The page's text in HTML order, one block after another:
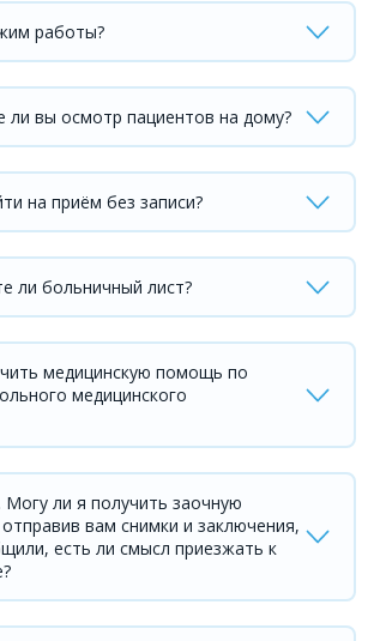
работы?
ли вы осмотр пациентов на дому?
на приём без записи?
ли больничный лист?
медицинскую помощь по
медицинского
Могу ли я получить заочную
вам снимки и заключения,
есть ли смысл приезжать к